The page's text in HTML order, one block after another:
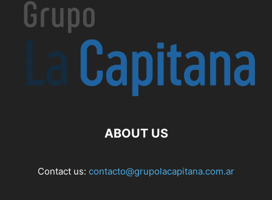
ABOUT US
Contact us: contacto@grupolacapitana.com.ar